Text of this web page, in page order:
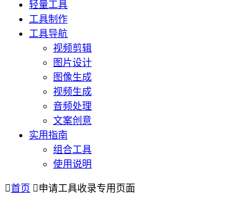
轻量工具
工具制作
工具导航
视频剪辑
图片设计
图像生成
视频生成
音频处理
文案创意
实用指南
组合工具
使用说明
首页 申请工具收录专用页面